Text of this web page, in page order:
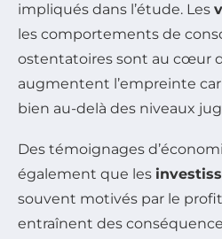
impliqués dans l’étude. Les
les comportements de
ostentatoires sont au cœur
augmentent l’empreinte
bien au-delà des niveaux
Des témoignages
également que les
souvent motivés par le
entraînent des